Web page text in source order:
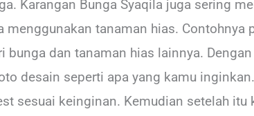
Karangan Bunga Syaqila juga sering
tanaman hias. Contohnya
dan tanaman hias lainnya.
desain seperti apa yang kamu
sesuai keinginan. Kemudian setelah itu